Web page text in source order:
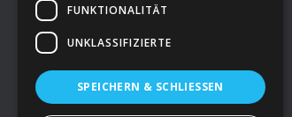
Footer →Deine Spende
FUNKTIONALITÄT
UNKLASSIFIZIERTE
SPEICHERN & SCHLIESSEN